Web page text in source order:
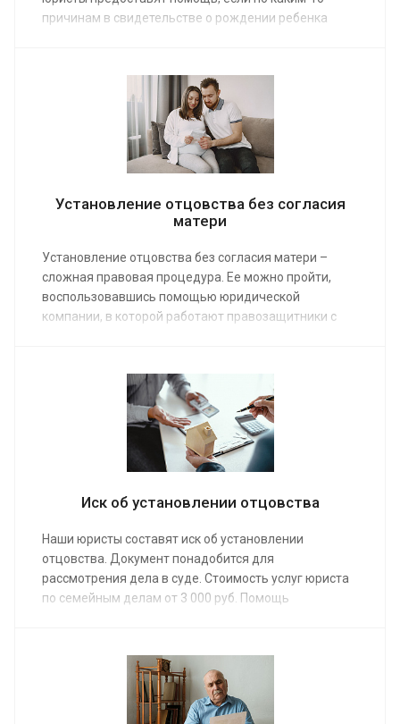
причинам в свидетельстве о рождении ребенка
факта родственной связи, независимо от того, какая
требуется процедура признания – через ЗАГС или в
судебном порядке.
Установление отцовства без согласия
матери
Установление отцовства без согласия матери –
сложная правовая процедура. Ее можно пройти,
воспользовавшись помощью юридической
компании, в которой работают правозащитники с
000 руб. Сделайте заказ первой консультации по
телефону и обсудите на ней график дальнейшего
общения с адвокатом.
Иск об установлении отцовства
Наши юристы составят иск об установлении
отцовства. Документ понадобится для
рассмотрения дела в суде. Стоимость услуг юриста
по семейным делам от 3 000 руб. Помощь
нарушаются их права. Сделайте заказ услуги, не
откладывая, и за ваше дело немедленно возьмется
опытная команда юристов, которая сможет
гарантировать полный успех.